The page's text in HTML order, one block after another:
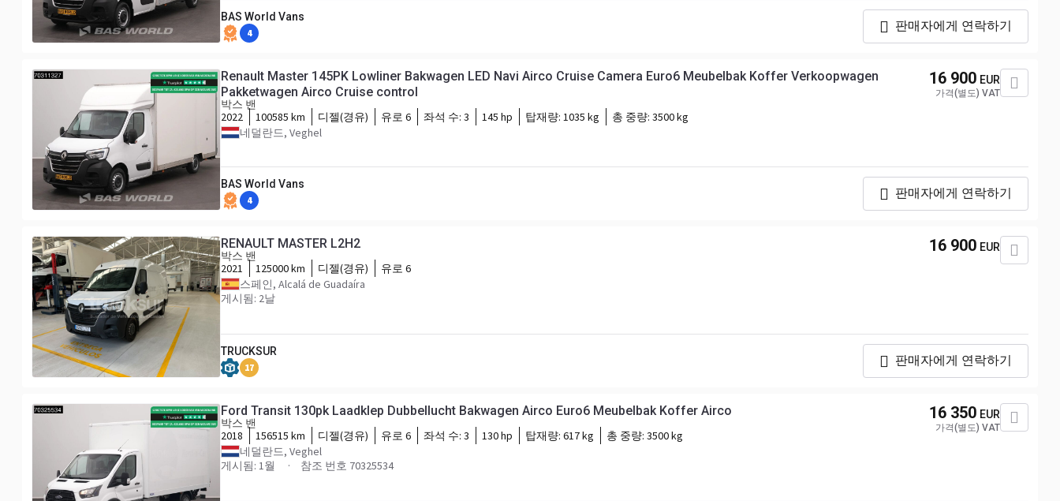
BAS World Vans
4 판매자에게 연락하기
Renault Master 145PK Lowliner Bakwagen LED Navi Airco Cruise Camera Euro6 Meubelbak Koffer Verkoopwagen
Pakketwagen Airco Cruise control
박스 밴
2022
100585 km 디젤(경유) 유로 6 좌석 수: 3 145 hp 탑재량: 1035 kg 총 중량: 3500 kg
네덜란드, Veghel
16 900 EUR
가격(별도) VAT
BAS World Vans
4 판매자에게 연락하기
RENAULT MASTER L2H2
박스 밴
2021
125000 km 디젤(경유)
유로 6
스페인, Alcalá de Guadaíra
게시됨: 2날
16 900 EUR
TRUCKSUR
17 판매자에게 연락하기
Ford Transit 130pk Laadklep Dubbellucht Bakwagen Airco Euro6 Meubelbak Koffer Airco
박스 밴
2018
156515 km 디젤(경유) 유로 6 좌석 수: 3 130 hp 탑재량: 617 kg 총 중량: 3500 kg
네덜란드, Veghel
게시됨: 1월
참조 번호 70325534
16 350 EUR
가격(별도) VAT